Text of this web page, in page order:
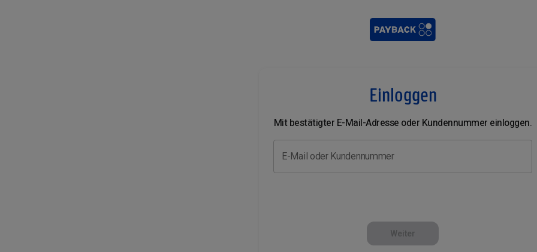
Einloggen
Mit bestätigter E-Mail-Adresse oder Kundennummer einloggen.
E-Mail oder Kundennummer
Weiter